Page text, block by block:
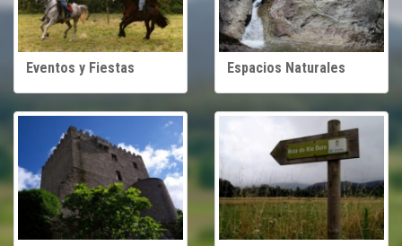
Eventos y Fiestas Espacios Naturales